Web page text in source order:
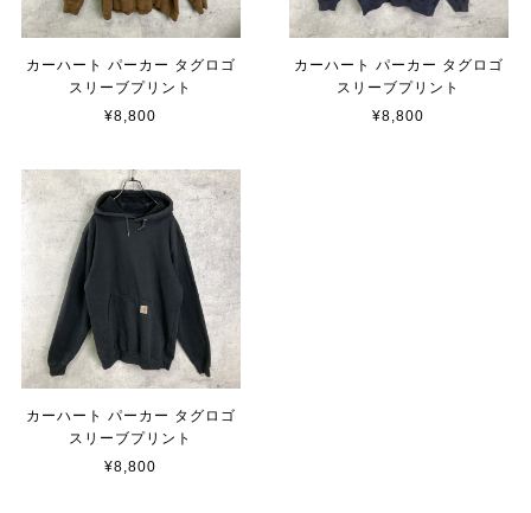
カーハート パーカー タグロゴ
スリーブプリント
¥8,800
カーハート パーカー タグロゴ
スリーブプリント
¥8,800
カーハート パーカー タグロゴ
スリーブプリント
¥8,800